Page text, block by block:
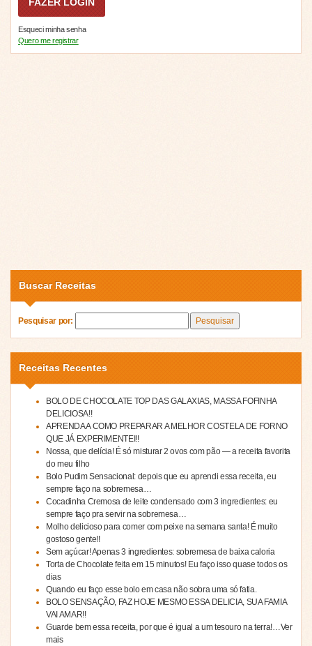
Esqueci minha senha
Quero me registrar
Buscar Receitas
Pesquisar por:
Receitas Recentes
BOLO DE CHOCOLATE TOP DAS GALAXIAS, MASSA FOFINHA
DELICIOSA!!
APRENDA A COMO PREPARAR A MELHOR COSTELA DE FORNO
QUE JÁ EXPERIMENTEI!!
Nossa, que delícia! É só misturar 2 ovos com pão — a receita favorita
do meu filho
Bolo Pudim Sensacional: depois que eu aprendi essa receita, eu
sempre faço na sobremesa…
Cocadinha Cremosa de leite condensado com 3 ingredientes: eu
sempre faço pra servir na sobremesa…
Molho delicioso para comer com peixe na semana santa! É muito
gostoso gente!!
Sem açúcar! Apenas 3 ingredientes: sobremesa de baixa caloria
Torta de Chocolate feita em 15 minutos! Eu faço isso quase todos os
dias
Quando eu faço esse bolo em casa não sobra uma só fatia.
BOLO SENSAÇÃO, FAZ HOJE MESMO ESSA DELICIA, SUA FAMIA
VAI AMAR!!
Guarde bem essa receita, por que é igual a um tesouro na terra!…Ver
mais